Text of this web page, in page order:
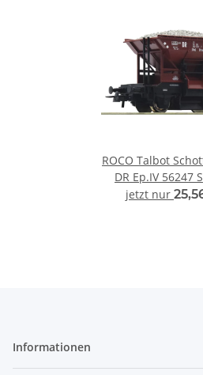
ROCO Talbot
DR Ep.IV 56247
jetzt nur
Informationen